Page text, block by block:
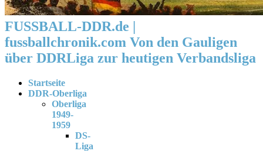
FUSSBALL-DDR.de |
fussballchronik.com Von den Gauligen
über DDRLiga zur heutigen Verbandsliga
Startseite
DDR-Oberliga
Oberliga
1949-
1959
DS-
Liga